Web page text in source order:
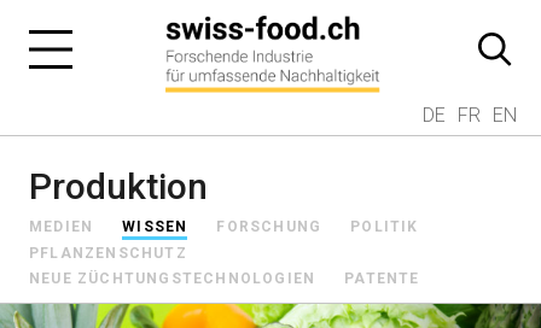
DE FR EN
Produktion
MEDIEN WISSEN FORSCHUNG
POLITIK
PFLANZENSCHUTZ
NEUE ZÜCHTUNGSTECHNOLOGIEN
PATENTE